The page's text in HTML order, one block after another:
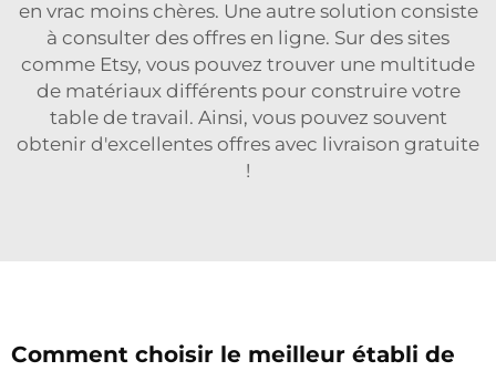
en vrac moins chères. Une autre solution consiste
à consulter des offres en ligne. Sur des sites
comme Etsy, vous pouvez trouver une multitude
de matériaux différents pour construire votre
table de travail. Ainsi, vous pouvez souvent
obtenir d'excellentes offres avec livraison gratuite
!
Comment choisir le meilleur établi de